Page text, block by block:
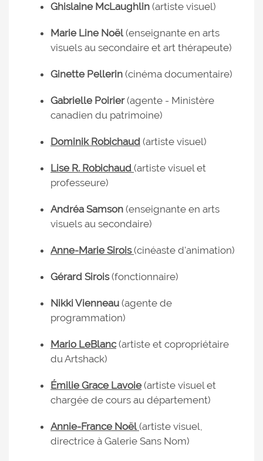
Ghislaine McLaughlin (artiste visuel)
Marie Line Noël(enseignante en arts
visuels au secondaire et art thérapeute)
Ginette Pellerin (cinéma documentaire)
Gabrielle Poirier(agente - Ministère
canadien du patrimoine)
Dominik Robichaud (artiste visuel)
Lise R. Robichaud (artiste visuel et
professeure)
Andréa Samson (enseignante en arts
visuels au secondaire)
Anne-Marie Sirois (cinéaste d'animation)
Gérard Sirois(fonctionnaire)
Nikki Vienneau (agente de
programmation)
Mario LeBlanc(artiste et copropriétaire
du Artshack)
Émilie Grace Lavoie(artiste visuel et
chargée de cours au département)
Annie-France Noël(artiste visuel,
directrice à Galerie Sans Nom)